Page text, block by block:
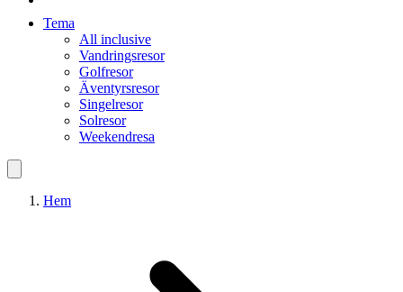
Tema
All inclusive
Vandringsresor
Golfresor
Äventyrsresor
Singelresor
Solresor
Weekendresa
Hem